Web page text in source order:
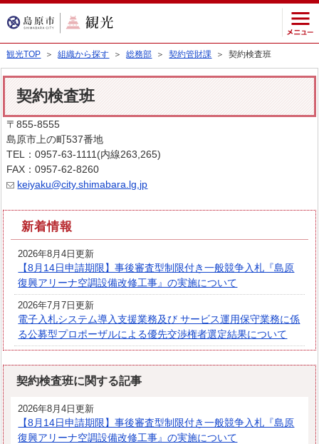
観光TOP ＞組織から探す ＞総務部 ＞契約管財課 ＞ 契約検査班
契約検査班
〒855-8555
島原市上の町537番地
TEL：0957-63-1111(内線263,265)
FAX：0957-62-8260
keiyaku@city.shimabara.lg.jp
新着情報
2026年8月4日更新
【8月14日申請期限】事後審査型制限付き一般競争入札『島原
復興アリーナ空調設備改修工事』の実施について
2026年7月7日更新
電子入札システム導入支援業務及び サービス運用保守業務に係
る公募型プロポーザルによる優先交渉権者選定結果について
契約検査班に関する記事
2026年8月4日更新
【8月14日申請期限】事後審査型制限付き一般競争入札『島原
復興アリーナ空調設備改修工事』の実施について